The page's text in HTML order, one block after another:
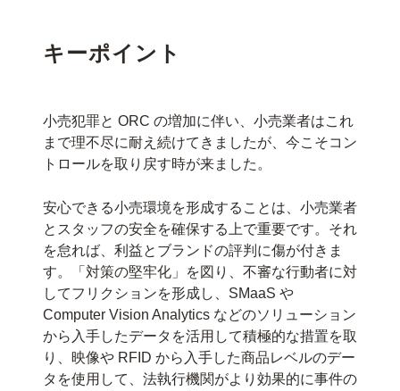
キーポイント
小売犯罪と ORC の増加に伴い、小売業者はこれ
まで理不尽に耐え続けてきましたが、今こそコン
トロールを取り戻す時が来ました。
安心できる小売環境を形成することは、小売業者
とスタッフの安全を確保する上で重要です。それ
を怠れば、利益とブランドの評判に傷が付きま
す。「対策の堅牢化」を図り、不審な行動者に対
してフリクションを形成し、SMaaS や
Computer Vision Analytics などのソリューション
から入手したデータを活用して積極的な措置を取
り、映像や RFID から入手した商品レベルのデー
タを使用して、法執行機関がより効果的に事件の